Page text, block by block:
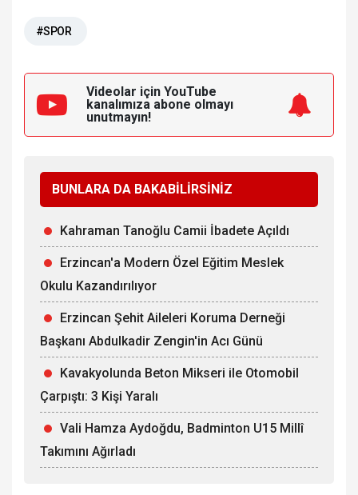
#SPOR
Videolar için YouTube
kanalımıza abone olmayı
unutmayın!
BUNLARA DA BAKABİLİRSİNİZ
Kahraman Tanoğlu Camii İbadete Açıldı
Erzincan'a Modern Özel Eğitim Meslek
Okulu Kazandırılıyor
Erzincan Şehit Aileleri Koruma Derneği
Başkanı Abdulkadir Zengin'in Acı Günü
Kavakyolunda Beton Mikseri ile Otomobil
Çarpıştı: 3 Kişi Yaralı
Vali Hamza Aydoğdu, Badminton U15 Millî
Takımını Ağırladı